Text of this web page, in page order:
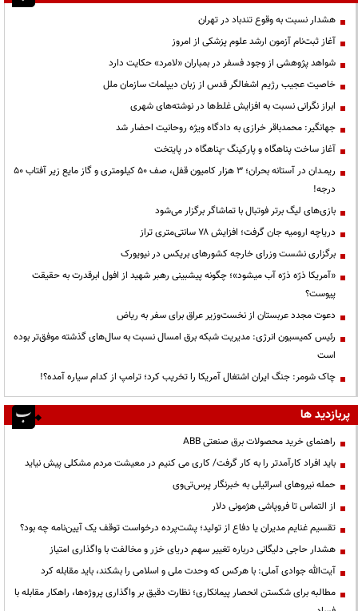
هشدار نسبت به وقوع تندباد در تهران
آغاز ثبت‌نام آزمون ارشد علوم پزشکی از امروز
شواهد پژوهشی از وجود فسفر در بمباران «لامرد» حکایت دارد
خاصیت عجیب رژیم اشغالگر قدس از زبان دیپلمات سازمان ملل
ابراز نگرانی نسبت به افزایش غلط‌ها در نوشته‌های شهری
جهانگیر: محمدباقر خرازی به دادگاه ویژه روحانیت احضار شد
آغاز ساخت پناهگاه و پارکینگ -پناهگاه در پایتخت
ریمـدان در آستانه بحران؛ ۳ هزار کامیون قفل، صف ۵۰ کیلومتری و گاز مایع زیر آفتاب ۵۰
درجه!
بازی‌های لیگ برتر فوتبال با تماشاگر برگزار می‌شود
دریاچه ارومیه جان گرفت؛ افزایش ۷۸ سانتی‌متری تراز
برگزاری نشست وزرای خارجه کشورهای بریکس در نیویورک
«آمریکا ذرّه ذرّه آب میشود»؛ چگونه پیشبینی رهبر شهید از افول ابرقدرت به حقیقت
پیوست؟
دعوت مجدد عربستان از نخست‌وزیر عراق برای سفر به ریاض
رئیس کمیسیون انرژی: مدیریت شبکه برق امسال نسبت به سال‌های گذشته موفق‌تر بوده
است
چاک شومر: جنگ ایران اشتغال آمریکا را تخریب کرد؛ ترامپ از کدام سیاره آمده؟!
پربازدید ها
راهنمای خرید محصولات برق صنعتی ABB
باید افراد کارآمدتر را به کار گرفت/ کاری می کنیم در معیشت مردم مشکلی پیش نیاید
حمله نیروهای اسرائیلی به خبرنگار پرس‌تی‌وی
از التماس تا فروپاشی هژمونی دلار
تقسیم غنایم مدیران یا دفاع از تولید؛ پشت‌پرده درخواست توقف یک آیین‌نامه چه بود؟
هشدار حاجی دلیگانی درباره تغییر سهم دریای خزر و مخالفت با واگذاری امتیاز
آیت‌الله جوادی آملی: با هرکس که وحدت ملی و اسلامی را بشکند، باید مقابله کرد
مطالبه برای شکستن انحصار پیمانکاری؛ نظارت دقیق بر واگذاری پروژه‌ها، راهکار مقابله با